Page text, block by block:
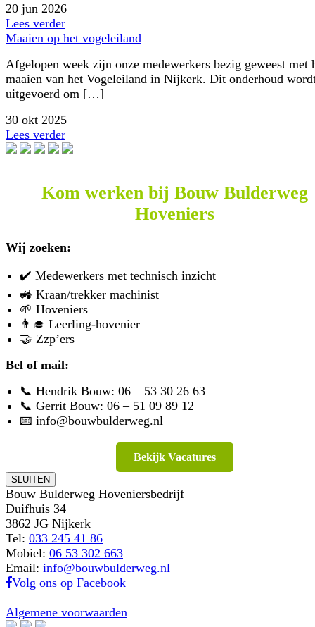
20 jun 2026
Lees verder
Maaien op het vogeleiland
Afgelopen week zijn onze medewerkers bezig geweest met
maaien van het Vogeleiland in Nijkerk. Dit onderhoud
uitgevoerd om […]
30 okt 2025
Lees verder
Kom werken bij Bouw Bulderweg
Hoveniers
Wij zoeken:
✔️ Medewerkers met technisch inzicht
🚜 Kraan/trekker machinist
🌱 Hoveniers
👨‍🎓 Leerling-hovenier
🤝 Zzp’ers
Bel of mail:
📞 Hendrik Bouw: 06 – 53 30 26 63
📞 Gerrit Bouw: 06 – 51 09 89 12
📧 info@bouwbulderweg.nl
Bekijk Vacatures
SLUITEN
Bouw Bulderweg Hoveniersbedrijf
Duifhuis 34
3862 JG Nijkerk
Tel: 033 245 41 86
Mobiel: 06 53 302 663
Email: info@bouwbulderweg.nl
Volg ons op Facebook
Algemene voorwaarden